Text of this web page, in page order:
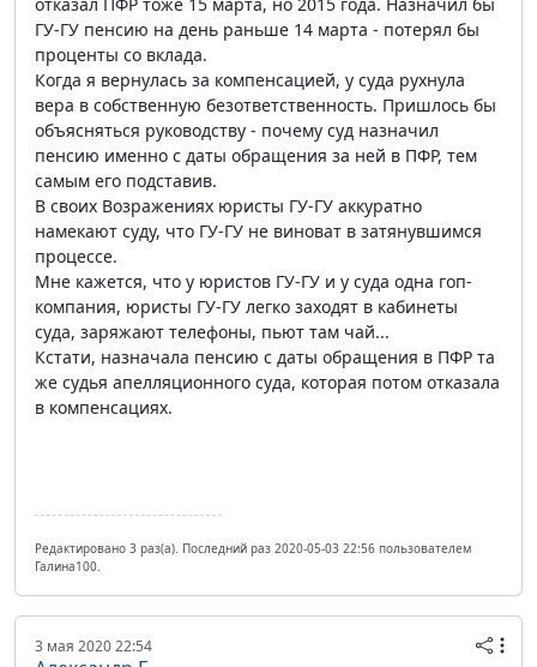
ГУ-ГУ пенсию на день раньше 14 марта - потерял бы
проценты со вклада.
Когда я вернулась за компенсацией, у суда рухнула
вера в собственную безответственность. Пришлось бы
объясняться руководству - почему суд назначил
пенсию именно с даты обращения за ней в ПФР, тем
самым его подставив.
В своих Возражениях юристы ГУ-ГУ аккуратно
намекают суду, что ГУ-ГУ не виноват в затянувшимся
процессе.
Мне кажется, что у юристов ГУ-ГУ и у суда одна гоп-
компания, юристы ГУ-ГУ легко заходят в кабинеты
суда, заряжают телефоны, пьют там чай...
Кстати, назначала пенсию с даты обращения в ПФР та
же судья апелляционного суда, которая потом отказала
в компенсациях.
Редактировано 3 раз(а). Последний раз 2020-05-03 22:56 пользователем
Галина100.
3 мая 2020 22:54